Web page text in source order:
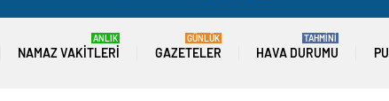
NAMAZ VAKITLERI
ANLIK
GAZETELER
GÜNLÜK
HAVA DURUMU
TAHMİNİ